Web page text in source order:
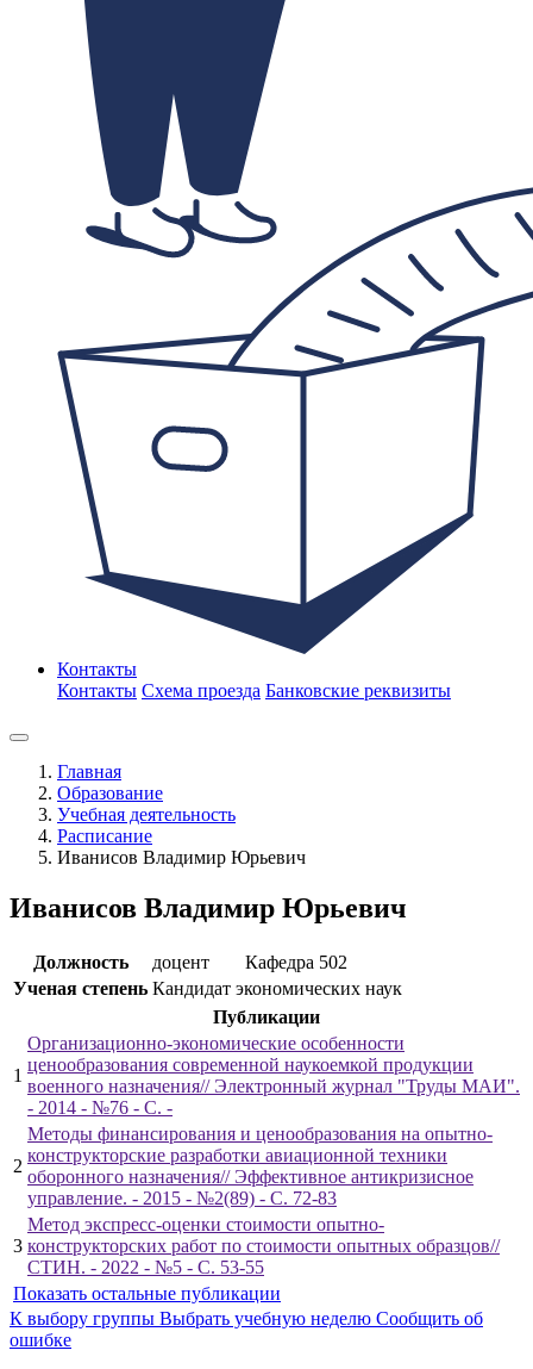
Контакты
Контакты Схема проезда Банковские реквизиты
Главная
Образование
Учебная деятельность
Расписание
Иванисов Владимир Юрьевич
Иванисов Владимир Юрьевич
Должность доцент
Кафедра 502
Ученая степень Кандидат экономических наук
Публикации
1
Организационно-экономические особенности
ценообразования современной наукоемкой продукции
военного назначения// Электронный журнал "Труды МАИ".
- 2014 - №76 - С. -
2
Методы финансирования и ценообразования на опытно-
конструкторские разработки авиационной техники
оборонного назначения// Эффективное антикризисное
управление. - 2015 - №2(89) - С. 72-83
3
Метод экспресс-оценки стоимости опытно-
конструкторских работ по стоимости опытных образцов//
СТИН. - 2022 - №5 - С. 53-55
Показать остальные публикации
К выбору группы Выбрать учебную неделю Сообщить об
ошибке